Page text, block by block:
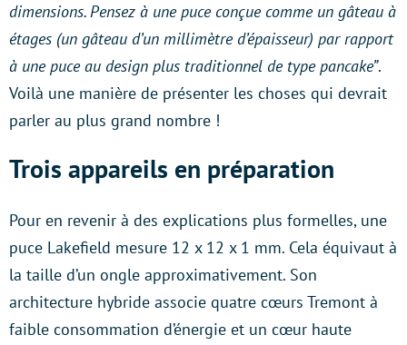
dimensions. Pensez à une puce conçue comme un gâteau à
étages (un gâteau d’un millimètre d’épaisseur) par rapport
à une puce au design plus traditionnel de type pancake”.
Voilà une manière de présenter les choses qui devrait
parler au plus grand nombre !
Trois appareils en préparation
Pour en revenir à des explications plus formelles, une
puce Lakefield mesure 12 x 12 x 1 mm. Cela équivaut à
la taille d’un ongle approximativement. Son
architecture hybride associe quatre cœurs Tremont à
faible consommation d’énergie et un cœur haute